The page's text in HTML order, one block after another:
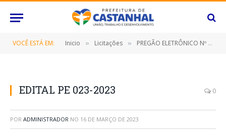
VOCÊ ESTÁ EM: Inicio » Licitações » PREGÃO ELETRÔNICO Nº 023/2023-SRP (CONTRATAÇÃO DE EMPRESA ESPECIALIZADA NO FORNECIMENTO DE KITS DIDÁTICOS EM LÍNGUA PORTUGUESA E MATEMÁTICA, PARA MELHORIA DA PROFICIÊNCIA, ORIENTADOS PELAS MATRIZES DE REFERÊNCIA DO SISTEMA NACIONAL DE AVALIAÇÃO DA EDUCAÇÃO BÁSICA – SAEB E PELAS HABILIDADES DEFINIDAS NA BASE NACIONAL COMUM CURRICULAR (BNCC), PARA ALUNOS DO ENSINO FUNDAMENTAL ANOS INICIAIS E FINAIS, DESTE MUNICÍPIO DE CASTANHAL/PARÁ)
EDITAL PE 023-2023 0
POR ADMINISTRADOR NO 16 DE MARÇO DE 2023